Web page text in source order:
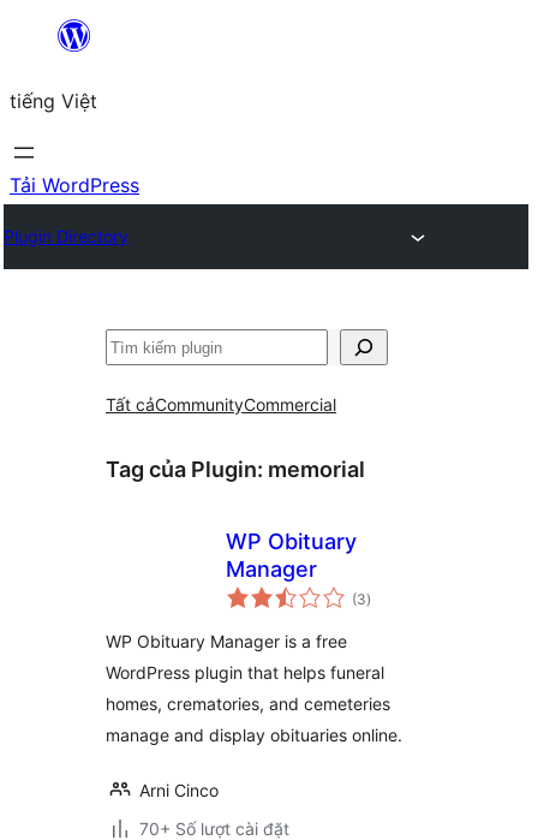
Chuyển
phần
nội
dung
tiếng Việt
Tải WordPress
Plugin Directory
Tìm
Tất cảCommunityCommercial
Tag của Plugin: memorial
WP Obituary
Manager
(3tổng
đánh
)
WP Obituary Manager is a free
WordPress plugin that helps funeral
homes, crematories, and cemeteries
manage and display obituaries online.
Arni Cinco
70+ Số lượt cài đặt